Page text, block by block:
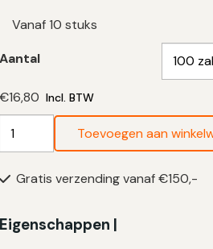
Vanaf 10 stuks
Aantal
€16,80 Incl. BTW
Vuilniszakken
Liter
HDPE
Toevoegen aan
Gratis verzending vanaf €150,-
Eigenschappen |